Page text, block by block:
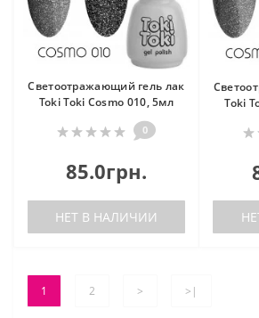
Светоотражающий гель лак
Toki Toki Cosmo 010, 5мл
0
85.0грн.
НЕТ В НАЛИЧИИ
Toki
1 2 > >|